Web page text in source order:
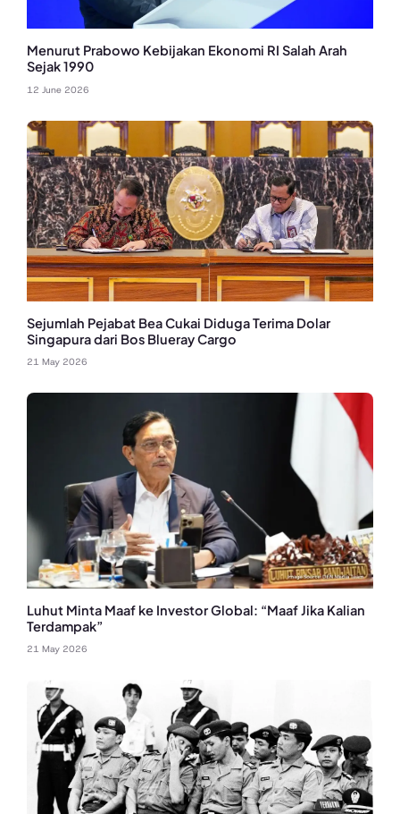
Menurut Prabowo Kebijakan Ekonomi RI Salah Arah
Sejak 1990
12 June 2026
Sejumlah Pejabat Bea Cukai Diduga Terima Dolar
Singapura dari Bos Blueray Cargo
21 May 2026
Luhut Minta Maaf ke Investor Global: “Maaf Jika Kalian
Terdampak”
21 May 2026